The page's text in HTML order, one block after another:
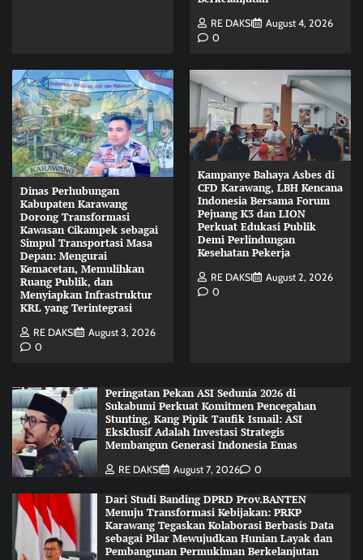
RE DAKSI
August 4, 2026
0
Dinas Perhubungan
Kabupaten Karawang
Dorong Transformasi
Kawasan Cikampek sebagai
Simpul Transportasi Masa
Depan: Mengurai
Kemacetan, Memulihkan
Ruang Publik, dan
Menyiapkan Infrastruktur
KRL yang Terintegrasi
RE DAKSI
August 3, 2026
0
Kampanye Bahaya Asbes di
CFD Karawang, LBH Kencana
Indonesia Bersama Forum
Pejuang K3 dan LION
Perkuat Edukasi Publik
Demi Perlindungan
Kesehatan Pekerja
RE DAKSI
August 2, 2026
0
Peringatan Pekan ASI Sedunia 2026 di
Sukabumi Perkuat Komitmen Pencegahan
Stunting, Kang Pipik Taufik Ismail: ASI
Eksklusif Adalah Investasi Strategis
Membangun Generasi Indonesia Emas
RE DAKSI August 7, 2026 0
Dari Studi Banding DPRD Prov.BANTEN
Menuju Transformasi Kebijakan: PRKP
Karawang Tegaskan Kolaborasi Berbasis Data
sebagai Pilar Mewujudkan Hunian Layak dan
Pembangunan Permukiman Berkelanjutan